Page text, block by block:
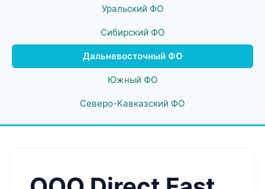
Уральский ФО
Сибирский ФО
Дальневосточный ФО
Южный ФО
Северо-Кавказский ФО